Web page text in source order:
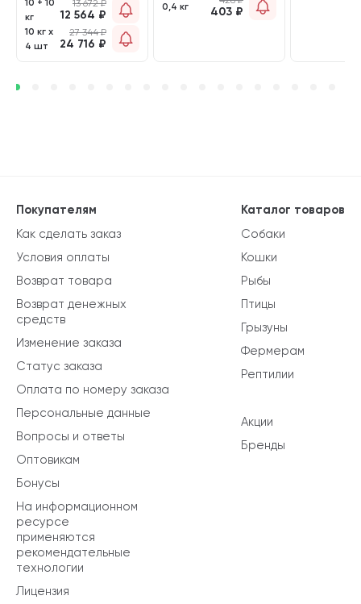
кг
13 672₽
12 564 ₽
10 кг х
4 шт
27 344₽
24 716 ₽
0,4 кг 403 ₽
Каталог товаров
Собаки
Кошки
Рыбы
Птицы
Грызуны
Фермерам
Рептилии
Акции
Бренды
Покупателям
Как сделать заказ
Условия оплаты
Возврат товара
Возврат денежных
средств
Изменение заказа
Статус заказа
Оплата по номеру заказа
Персональные данные
Вопросы и ответы
Оптовикам
Бонусы
На информационном
ресурсе
применяются
рекомендательные
технологии
Лицензия